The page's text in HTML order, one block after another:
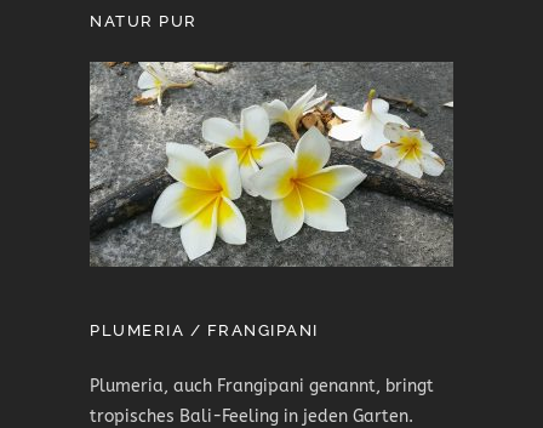
NATUR PUR
PLUMERIA / FRANGIPANI
Plumeria, auch Frangipani genannt, bringt
tropisches Bali-Feeling in jeden Garten.